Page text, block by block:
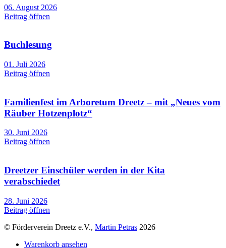
06. August 2026
Beitrag öffnen
Buchlesung
01. Juli 2026
Beitrag öffnen
Familienfest im Arboretum Dreetz – mit „Neues vom
Räuber Hotzenplotz“
30. Juni 2026
Beitrag öffnen
Dreetzer Einschüler werden in der Kita
verabschiedet
28. Juni 2026
Beitrag öffnen
© Förderverein Dreetz e.V., Martin Petras 2026
Warenkorb ansehen